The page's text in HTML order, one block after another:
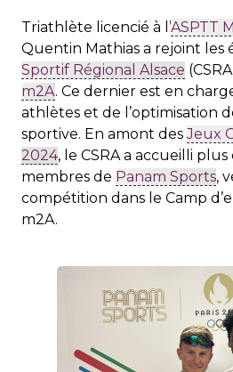
Triathlète licencié à l’ASPTT
Quentin Mathias a rejoint les
Sportif Régional Alsace
m2A. Ce dernier est en
athlètes et de l’optimisation
sportive. En amont desJeux
2024, le CSRA a accueilli plus
membres de Panam Sports,
compétition dans le Camp
m2A.